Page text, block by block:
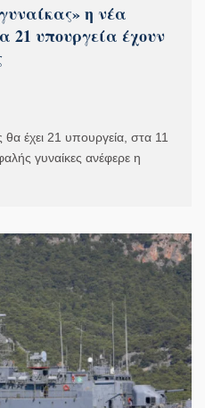
η νέα
21 υπουργεία έχουν
έχει 21 υπουργεία, στα 11
γυναίκες ανέφερε η